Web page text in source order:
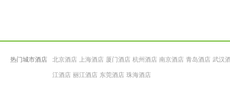
热门城市酒店 北京酒店 上海酒店 厦门酒店 杭州酒店 南京酒店 青岛酒店 武汉
江酒店 丽江酒店 东莞酒店 珠海酒店